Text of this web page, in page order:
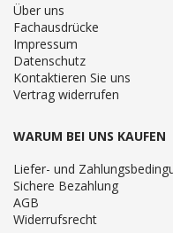
Über uns
Fachausdrücke
Impressum
Datenschutz
Kontaktieren Sie uns
Vertrag widerrufen
WARUM BEI UNS KAUFEN
Liefer- und
Sichere Bezahlung
AGB
Widerrufsrecht